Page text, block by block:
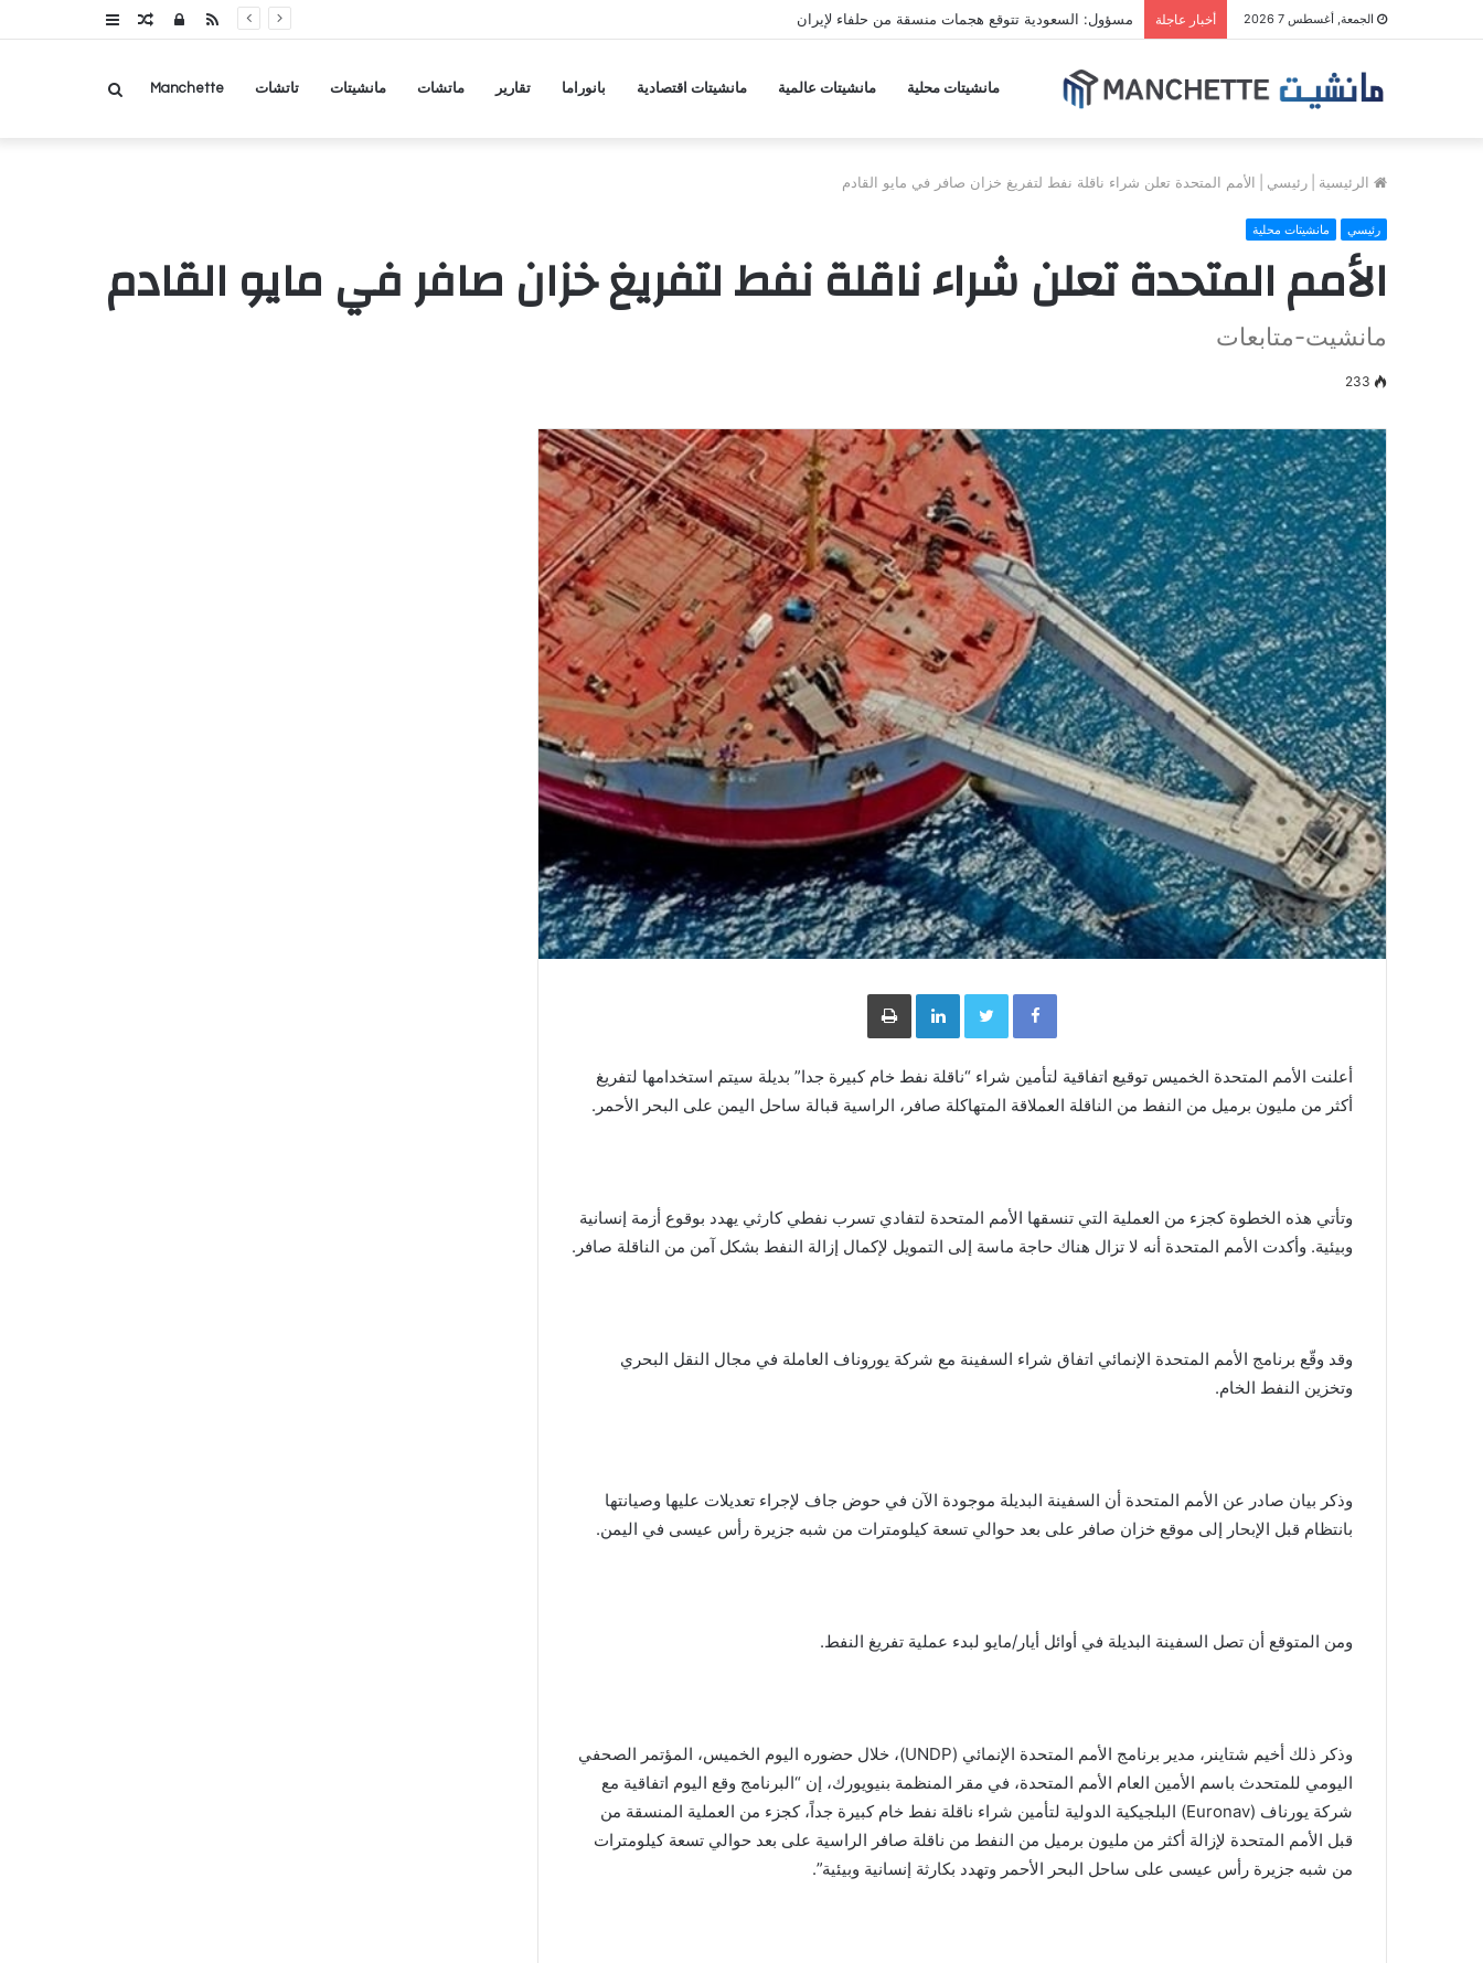
الجمعة, أغسطس 7 2026 أخبار عاجلة مسؤول: السعودية تتوقع هجمات منسقة من حلفاء لإيران عمودمقالتسجيلRSS
مانشيتات محلية مانشيتات عالمية مانشيتات اقتصادية بانوراما تقارير ماتشات مانشيتات تاتشات Manchette بحث
الرئيسية رئيسي الأمم المتحدة تعلن شراء ناقلة نفط لتفريغ خزان صافر في مايو القادم
رئيسي مانشيتات محلية
الأمم المتحدة تعلن شراء ناقلة نفط لتفريغ خزان صافر في مايو القادم
مانشيت-متابعات
233
Facebook
Twitter
LinkedInطباعة
أعلنت الأمم المتحدة الخميس توقيع اتفاقية لتأمين شراء “ناقلة نفط خام كبيرة جدا” بديلة سيتم استخدامها لتفريغ
أكثر من مليون برميل من النفط من الناقلة العملاقة المتهاكلة صافر، الراسية قبالة ساحل اليمن على البحر الأحمر.
وتأتي هذه الخطوة كجزء من العملية التي تنسقها الأمم المتحدة لتفادي تسرب نفطي كارثي يهدد بوقوع أزمة إنسانية
وبيئية. وأكدت الأمم المتحدة أنه لا تزال هناك حاجة ماسة إلى التمويل لإكمال إزالة النفط بشكل آمن من الناقلة صافر.
وقد وقّع برنامج الأمم المتحدة الإنمائي اتفاق شراء السفينة مع شركة يوروناف العاملة في مجال النقل البحري
وتخزين النفط الخام.
وذكر بيان صادر عن الأمم المتحدة أن السفينة البديلة موجودة الآن في حوض جاف لإجراء تعديلات عليها وصيانتها
بانتظام قبل الإبحار إلى موقع خزان صافر على بعد حوالي تسعة كيلومترات من شبه جزيرة رأس عيسى في اليمن.
ومن المتوقع أن تصل السفينة البديلة في أوائل أيار/مايو لبدء عملية تفريغ النفط.
وذكر ذلك أخيم شتاينر، مدير برنامج الأمم المتحدة الإنمائي (UNDP)، خلال حضوره اليوم الخميس، المؤتمر الصحفي
اليومي للمتحدث باسم الأمين العام الأمم المتحدة، في مقر المنظمة بنيويورك، إن “البرنامج وقع اليوم اتفاقية مع
شركة يورناف (Euronav) البلجيكية الدولية لتأمين شراء ناقلة نفط خام كبيرة جداً، كجزء من العملية المنسقة من
قبل الأمم المتحدة لإزالة أكثر من مليون برميل من النفط من ناقلة صافر الراسية على بعد حوالي تسعة كيلومترات
من شبه جزيرة رأس عيسى على ساحل البحر الأحمر وتهدد بكارثة إنسانية وبيئية”.